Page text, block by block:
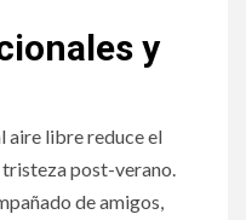
y
aire libre reduce el
post-verano.
de amigos,